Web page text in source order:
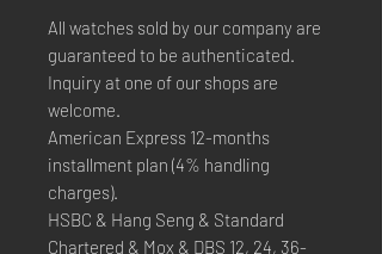
All watches sold by our company are
guaranteed to be authenticated.
Inquiry at one of our shops are
welcome.
American Express 12-months
installment plan (4% handling
charges).
HSBC & Hang Seng & Standard
Chartered & Mox & DBS 12, 24, 36-